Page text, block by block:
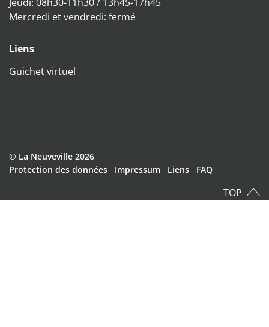
Mercredi et vendredi: fermé
Liens
Guichet virtuel
© La Neuveville 2026
Toolbar
Protection des données Impressum Liens FAQ
TOP